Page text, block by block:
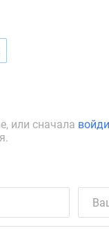
или сначала